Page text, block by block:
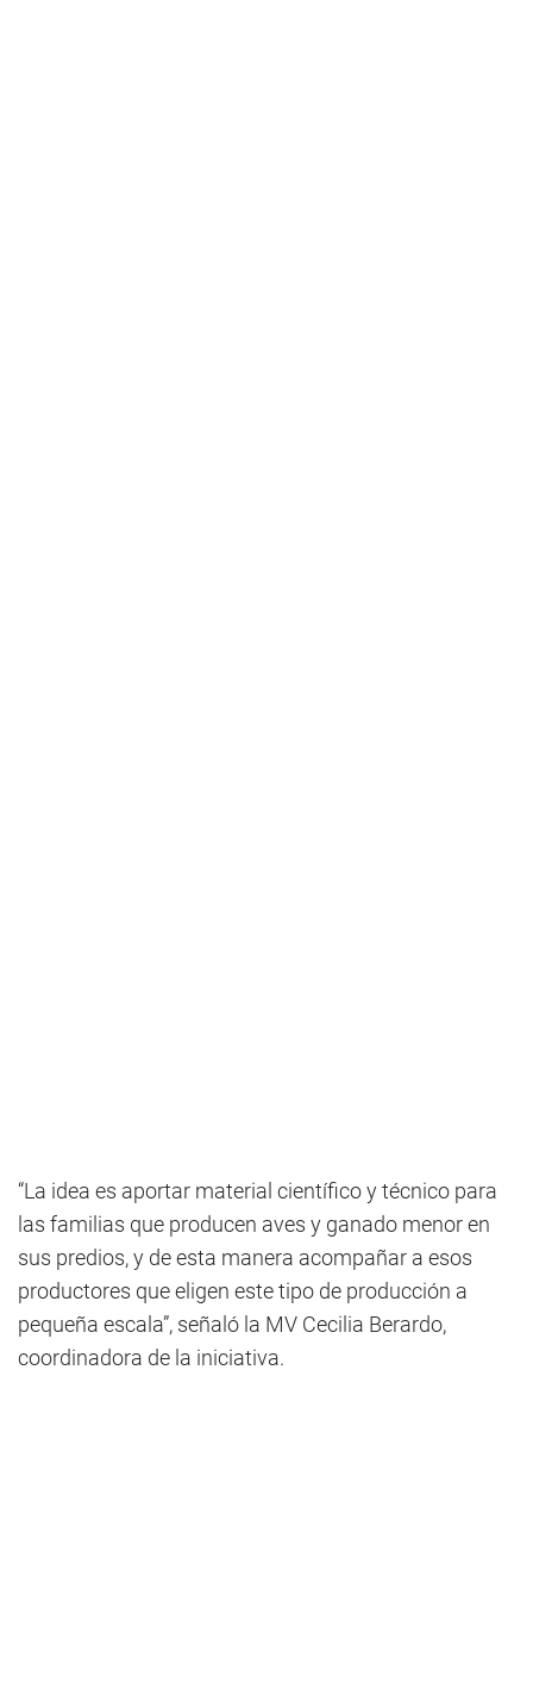
“La idea es aportar material científico y técnico para
las familias que producen aves y ganado menor en
sus predios, y de esta manera acompañar a esos
productores que eligen este tipo de producción a
pequeña escala”, señaló la MV Cecilia Berardo,
coordinadora de la iniciativa.